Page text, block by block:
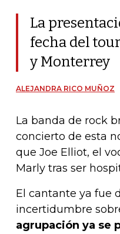
La
fecha del
y Monterrey
ALEJANDRA RICO MUÑOZ
La banda de rock
concierto de esta
que Joe Elliot, el
Marly tras ser
El cantante ya fue
incertidumbre
agrupación ya se